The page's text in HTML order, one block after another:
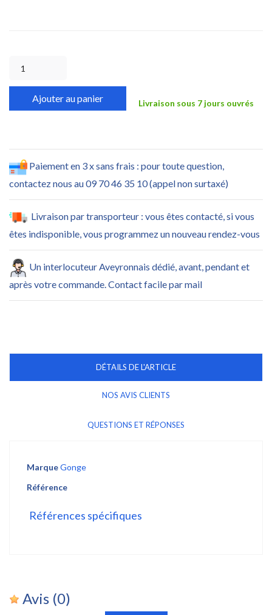
Ajouter au panier Livraison sous 7 jours ouvrés
Paiement en 3 x sans frais : pour toute question,
contactez nous au 09 70 46 35 10 (appel non surtaxé)
Livraison par transporteur : vous êtes contacté, si vous
êtes indisponible, vous programmez un nouveau rendez-vous
Un interlocuteur Aveyronnais dédié, avant, pendant et
après votre commande. Contact facile par mail
DÉTAILS DE L'ARTICLE
NOS AVIS CLIENTS
QUESTIONS ET RÉPONSES
MarqueGonge
Référence
Références spécifiques
Avis (0)